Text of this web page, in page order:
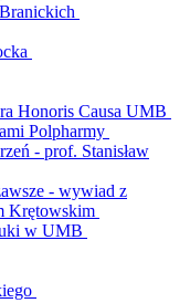
Honoris Causa UMB
Polpharmy
- prof. Stanisław
- wywiad z
Krętowskim
w UMB